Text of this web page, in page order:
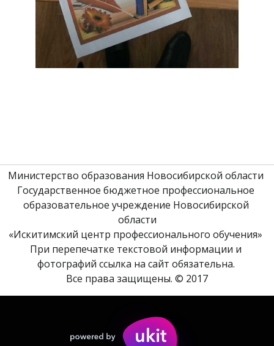
Министерство образования Новосибирской области
Государственное бюджетное профессиональное
образовательное учреждение Новосибирской
области
«Искитимский центр профессионального обучения»
При перепечатке текстовой информации и
фотографий ссылка на сайт обязательна.
Все права защищены. © 2017